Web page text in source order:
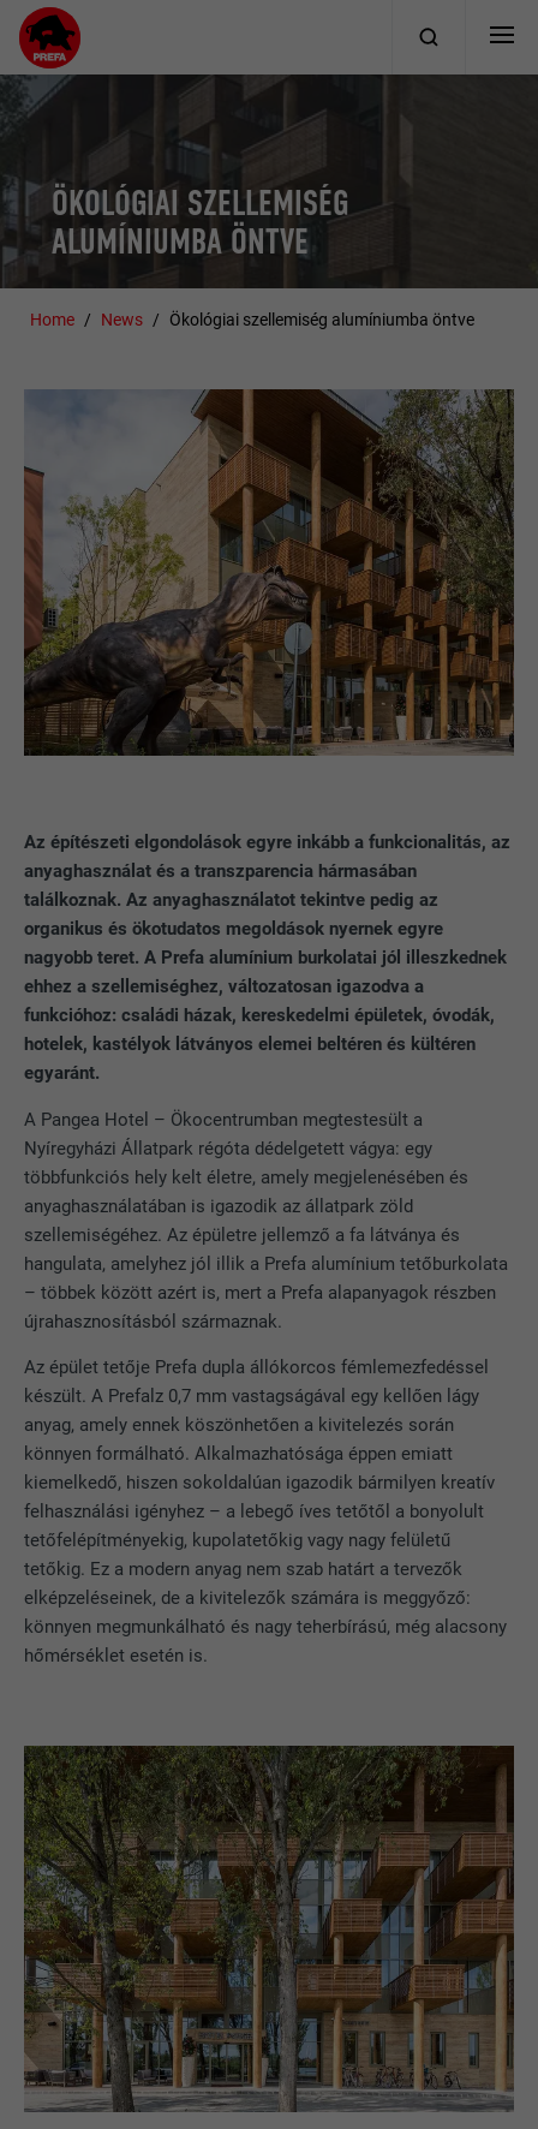
ÖKOLÓGIAI SZELLEMISÉG
ALUMÍNIUMBA ÖNTVE
Home News Ökológiai szellemiség alumíniumba öntve
Az építészeti elgondolások egyre inkább a funkcionalitás, az
anyaghasználat és a transzparencia hármasában
találkoznak. Az anyaghasználatot tekintve pedig az
organikus és ökotudatos megoldások nyernek egyre
nagyobb teret. A Prefa alumínium burkolatai jól illeszkednek
ehhez a szellemiséghez, változatosan igazodva a
funkcióhoz: családi házak, kereskedelmi épületek, óvodák,
hotelek, kastélyok látványos elemei beltéren és kültéren
egyaránt.
A Pangea Hotel – Ökocentrumban megtestesült a
Nyíregyházi Állatpark régóta dédelgetett vágya: egy
többfunkciós hely kelt életre, amely megjelenésében és
anyaghasználatában is igazodik az állatpark zöld
szellemiségéhez. Az épületre jellemző a fa látványa és
hangulata, amelyhez jól illik a Prefa alumínium tetőburkolata
– többek között azért is, mert a Prefa alapanyagok részben
újrahasznosításból származnak.
Az épület tetője Prefa dupla állókorcos fémlemezfedéssel
készült. A Prefalz 0,7 mm vastagságával egy kellően lágy
anyag, amely ennek köszönhetően a kivitelezés során
könnyen formálható. Alkalmazhatósága éppen emiatt
kiemelkedő, hiszen sokoldalúan igazodik bármilyen kreatív
felhasználási igényhez – a lebegő íves tetőtől a bonyolult
tetőfelépítményekig, kupolatetőkig vagy nagy felületű
tetőkig. Ez a modern anyag nem szab határt a tervezők
elképzeléseinek, de a kivitelezők számára is meggyőző:
könnyen megmunkálható és nagy teherbírású, még alacsony
hőmérséklet esetén is.